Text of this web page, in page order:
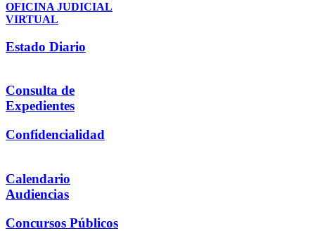
OFICINA JUDICIAL
VIRTUAL
Estado Diario
Consulta de
Expedientes
Confidencialidad
Calendario
Audiencias
Concursos Públicos